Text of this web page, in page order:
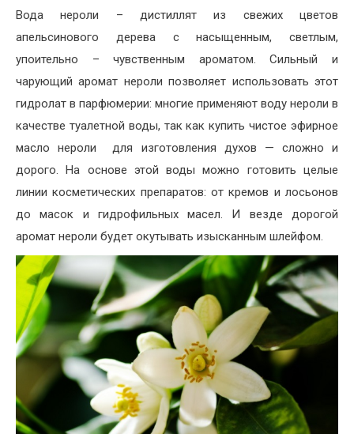
Вода нероли – дистиллят из свежих цветов
апельсинового дерева с насыщенным, светлым,
упоительно – чувственным ароматом. Сильный и
чарующий аромат нероли позволяет использовать этот
гидролат в парфюмерии: многие применяют воду нероли в
качестве туалетной воды, так как купить чистое эфирное
масло нероли для изготовления духов — сложно и
дорого. На основе этой воды можно готовить целые
линии косметических препаратов: от кремов и лосьонов
до масок и гидрофильных масел. И везде дорогой
аромат нероли будет окутывать изысканным шлейфом.